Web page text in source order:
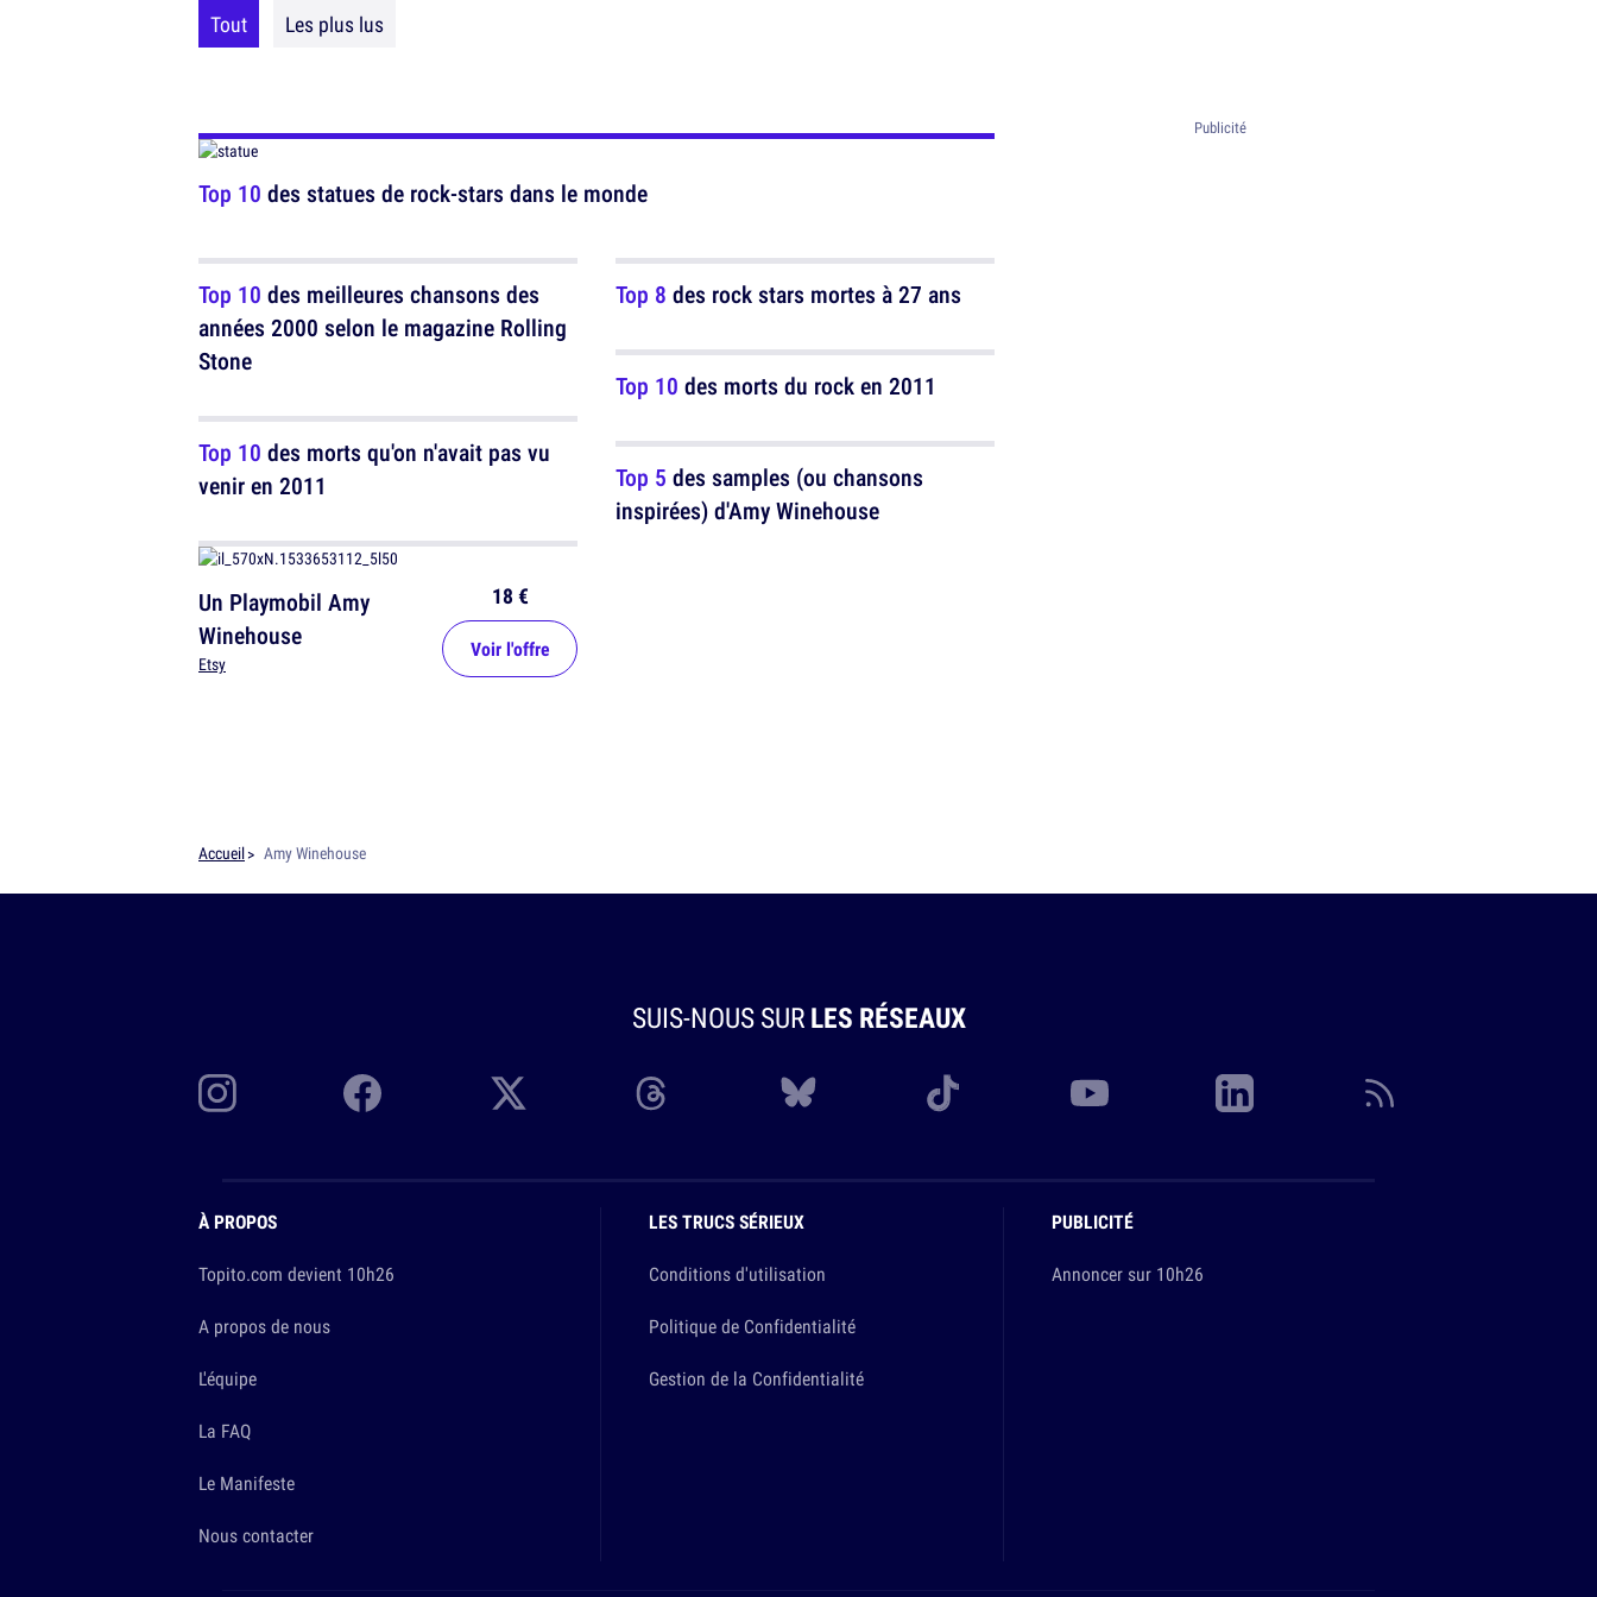
Tout Les plus lus
Top 10 des statues de rock-stars dans le monde
Top 10 des meilleures chansons des
années 2000 selon le magazine Rolling
Stone
Top 10 des morts qu'on n'avait pas vu
venir en 2011
Un Playmobil Amy
Winehouse
Etsy
18 €
Voir l'offre
Top 8 des rock stars mortes à 27 ans
Top 10 des morts du rock en 2011
Top 5 des samples (ou chansons
inspirées) d'Amy Winehouse
Accueil Amy Winehouse
SUIS-NOUS SURLES RÉSEAUX
À PROPOS
Topito.com devient 10h26
A propos de nous
L'équipe
La FAQ
Le Manifeste
Nous contacter
LES TRUCS SÉRIEUX
Conditions d'utilisation
Politique de Confidentialité
Gestion de la Confidentialité
PUBLICITÉ
Annoncer sur 10h26